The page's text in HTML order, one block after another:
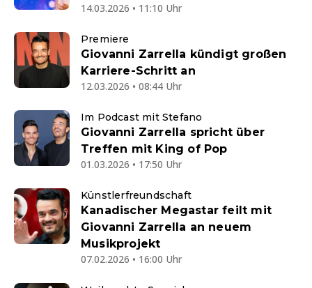
14.03.2026 • 11:10 Uhr
Premiere
Giovanni Zarrella kündigt großen
Karriere-Schritt an
12.03.2026 • 08:44 Uhr
Im Podcast mit Stefano
Giovanni Zarrella spricht über
Treffen mit King of Pop
01.03.2026 • 17:50 Uhr
Künstlerfreundschaft
Kanadischer Megastar feilt mit
Giovanni Zarrella an neuem
Musikprojekt
07.02.2026 • 16:00 Uhr